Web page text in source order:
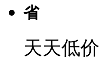
省
天天低